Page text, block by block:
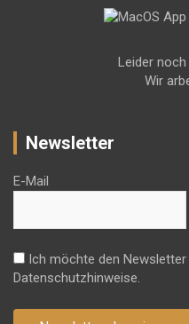
Leider
Wir
Newsletter
E-Mail
Ich möchte den
Datenschutzhinweise.